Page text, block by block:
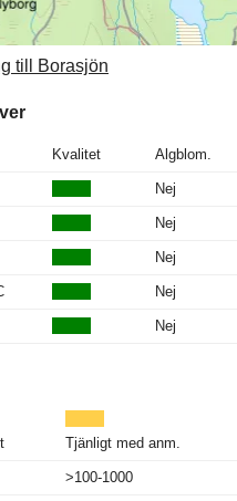
till Borasjön
Kvalitet Algblom.
Nej
Nej
Nej
Nej
Nej
Tjänligt med anm.
>100-1000